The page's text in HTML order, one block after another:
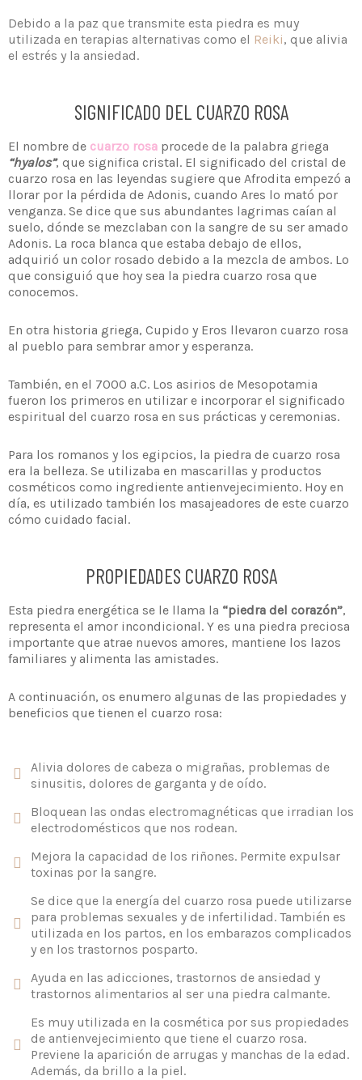
Debido a la paz que transmite esta piedra es muy
utilizada en terapias alternativas como el Reiki, que alivia
el estrés y la ansiedad.
SIGNIFICADO DEL CUARZO ROSA
El nombre de cuarzo rosa procede de la palabra griega
“hyalos”, que significa cristal. El significado del cristal de
cuarzo rosa en las leyendas sugiere que Afrodita empezó a
llorar por la pérdida de Adonis, cuando Ares lo mató por
venganza. Se dice que sus abundantes lagrimas caían al
suelo, dónde se mezclaban con la sangre de su ser amado
Adonis. La roca blanca que estaba debajo de ellos,
adquirió un color rosado debido a la mezcla de ambos. Lo
que consiguió que hoy sea la piedra cuarzo rosa que
conocemos.
En otra historia griega, Cupido y Eros llevaron cuarzo rosa
al pueblo para sembrar amor y esperanza.
También, en el 7000 a.C. Los asirios de Mesopotamia
fueron los primeros en utilizar e incorporar el significado
espiritual del cuarzo rosa en sus prácticas y ceremonias.
Para los romanos y los egipcios, la piedra de cuarzo rosa
era la belleza. Se utilizaba en mascarillas y productos
cosméticos como ingrediente antienvejecimiento. Hoy en
día, es utilizado también los masajeadores de este cuarzo
cómo cuidado facial.
PROPIEDADES CUARZO ROSA
Esta piedra energética se le llama la “piedra del corazón”,
representa el amor incondicional. Y es una piedra preciosa
importante que atrae nuevos amores, mantiene los lazos
familiares y alimenta las amistades.
A continuación, os enumero algunas de las propiedades y
beneficios que tienen el cuarzo rosa:
Alivia dolores de cabeza o migrañas, problemas de
sinusitis, dolores de garganta y de oído.
Bloquean las ondas electromagnéticas que irradian los
electrodomésticos que nos rodean.
Mejora la capacidad de los riñones. Permite expulsar
toxinas por la sangre.
Se dice que la energía del cuarzo rosa puede utilizarse
para problemas sexuales y de infertilidad. También es
utilizada en los partos, en los embarazos complicados
y en los trastornos posparto.
Ayuda en las adicciones, trastornos de ansiedad y
trastornos alimentarios al ser una piedra calmante.
Es muy utilizada en la cosmética por sus propiedades
de antienvejecimiento que tiene el cuarzo rosa.
Previene la aparición de arrugas y manchas de la edad.
Además, da brillo a la piel.